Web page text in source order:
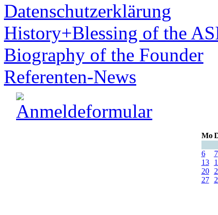
Datenschutzerklärung
History+Blessing of the
Biography of the Founder
Referenten-News
Mo
6
7
13
20
27